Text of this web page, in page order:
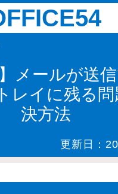
メールが送
レイに残る
決方法
更新日：